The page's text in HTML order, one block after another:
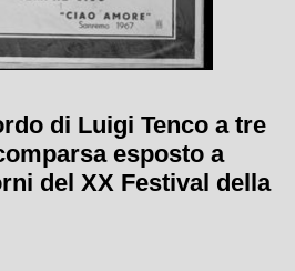
di Luigi Tenco a tre
esposto a
del XX Festival della